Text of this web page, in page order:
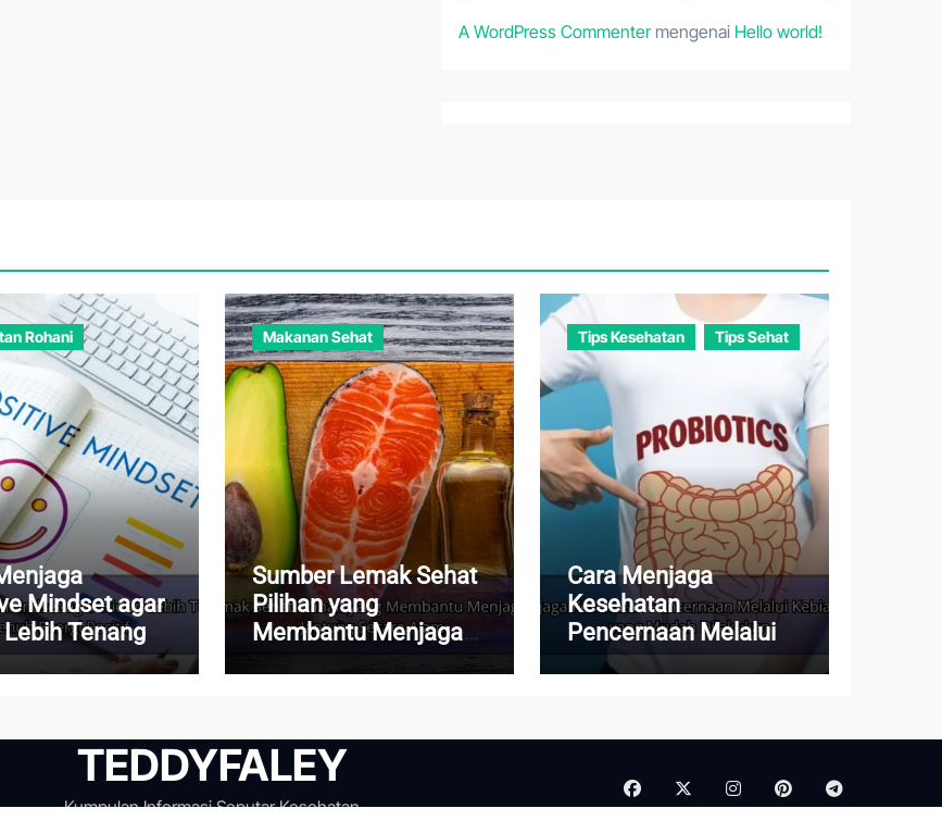
A WordPress Commentermengenai Hello world!
Rohani
Mindset agar
Tenang
Energi
Makanan Sehat
Sumber Lemak Sehat
Pilihan yang
Membantu Menjaga
Tips Kesehatan Tips Sehat
Cara Menjaga
Kesehatan
Pencernaan Melalui
Kebiasaan Sehat yang
TEDDYFALEY
Kumpulan Informasi Seputar Kesehatan